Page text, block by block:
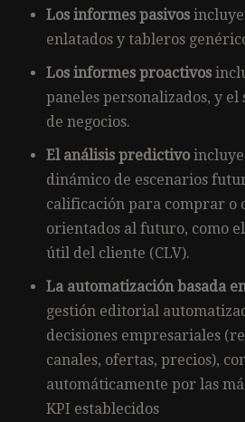
Los informes pasivos
enlatados y tableros
Los informes proactivos
paneles personalizados, y el
de negocios.
El análisis predictivo
dinámico de escenarios
calificación para comprar o
orientados al futuro, como
útil del cliente (CLV).
La automatización basada
gestión editorial
decisiones empresariales
canales, ofertas, precios),
automáticamente por las
KPI establecidos